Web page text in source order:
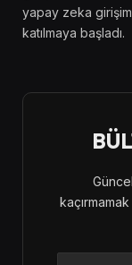
yapay zeka
katılmaya başladı.